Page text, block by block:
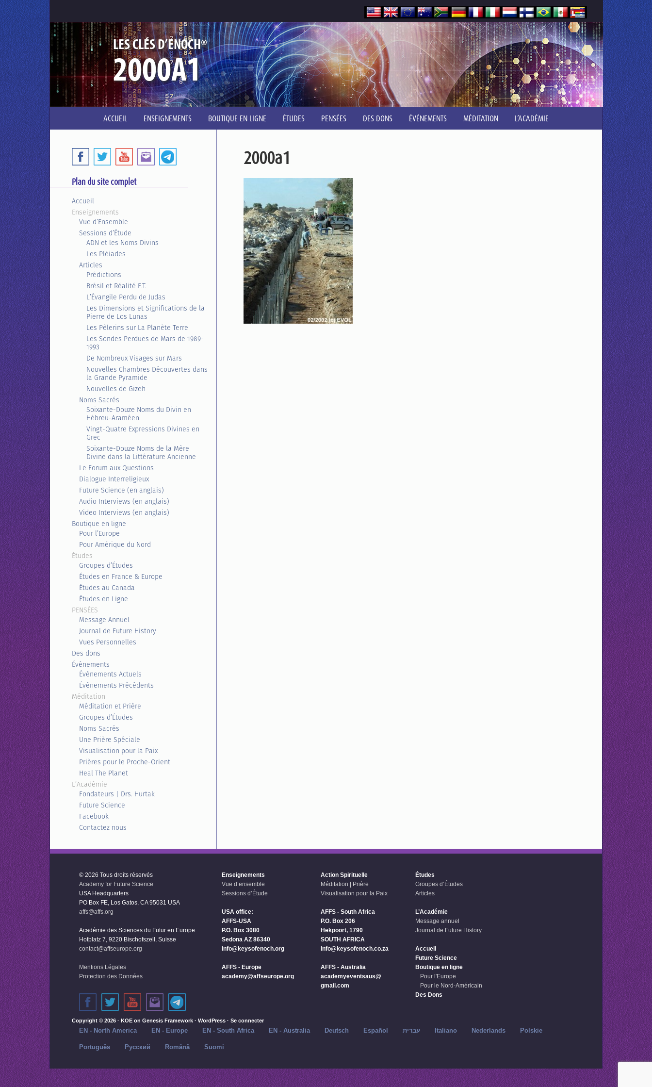
LES CLÉS D’ENOCH®
2000A1
ACCUEIL ENSEIGNEMENTS BOUTIQUE EN LIGNE ÉTUDES PENSÉES DES DONS ÉVÉNEMENTS MÉDITATION L’ACADÉMIE
2000a1
Plan du site complet
Accueil
Enseignements
Vue d’Ensemble
Sessions d’Étude
ADN et les Noms Divins
Les Pléiades
Articles
Prédictions
Brésil et Réalité E.T.
L’Évangile Perdu de Judas
Les Dimensions et Significations de la
Pierre de Los Lunas
Les Pèlerins sur La Planète Terre
Les Sondes Perdues de Mars de 1989-
1993
De Nombreux Visages sur Mars
Nouvelles Chambres Découvertes dans
la Grande Pyramide
Nouvelles de Gizeh
Noms Sacrés
Soixante-Douze Noms du Divin en
Hébreu-Araméen
Vingt-Quatre Expressions Divines en
Grec
Soixante-Douze Noms de la Mère
Divine dans la Littérature Ancienne
Le Forum aux Questions
Dialogue Interreligieux
Future Science (en anglais)
Audio Interviews (en anglais)
Video Interviews (en anglais)
Boutique en ligne
Pour l’Europe
Pour Amérique du Nord
Études
Groupes d’Études
Études en France & Europe
Études au Canada
Études en Ligne
PENSÉES
Message Annuel
Journal de Future History
Vues Personnelles
Des dons
Événements
Événements Actuels
Événements Précédents
Méditation
Méditation et Prière
Groupes d’Études
Noms Sacrés
Une Prière Spéciale
Visualisation pour la Paix
Prières pour le Proche-Orient
Heal The Planet
L’Académie
Fondateurs | Drs. Hurtak
Future Science
Facebook
Contactez nous
© 2026 Tous droits réservés
Academy for Future Science
USA Headquarters
PO Box FE, Los Gatos, CA 95031 USA
affs@affs.org
Académie des Sciences du Futur en Europe
Hofplatz 7, 9220 Bischofszell, Suisse
contact@affseurope.org
Mentions Légales
Protection des Données
Enseignements
Vue d’ensemble
Sessions d’Étude
USA office:
AFFS-USA
P.O. Box 3080
Sedona AZ 86340
info@keysofenoch.org
AFFS - Europe
academy@affseurope.org
Action Spirituelle
Méditation | Prière
Visualisation pour la Paix
AFFS - South Africa
P.O. Box 206
Hekpoort, 1790
SOUTH AFRICA
info@keysofenoch.co.za
AFFS - Australia
academyeventsaus@
gmail.com
Études
Groupes d’Études
Articles
L’Académie
Message annuel
Journal de Future History
Accueil
Future Science
Boutique en ligne
Pour l'Europe
Pour le Nord-Américain
Des Dons
Copyright © 2026 · KOE on Genesis Framework · WordPress · Se connecter
EN - North America EN - Europe EN - South Africa EN - Australia Deutsch Español עברית Italiano Nederlands Polskie
Português Русский‬ Română Suomi